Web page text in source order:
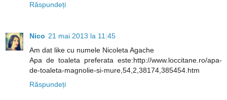
Răspundeți
Nico 21 mai 2013 la 11:45
Am dat like cu numele Nicoleta Agache
Apa de toaleta preferata este:http://www.loccitane.ro/apa-
de-toaleta-magnolie-si-mure,54,2,38174,385454.htm
Răspundeți